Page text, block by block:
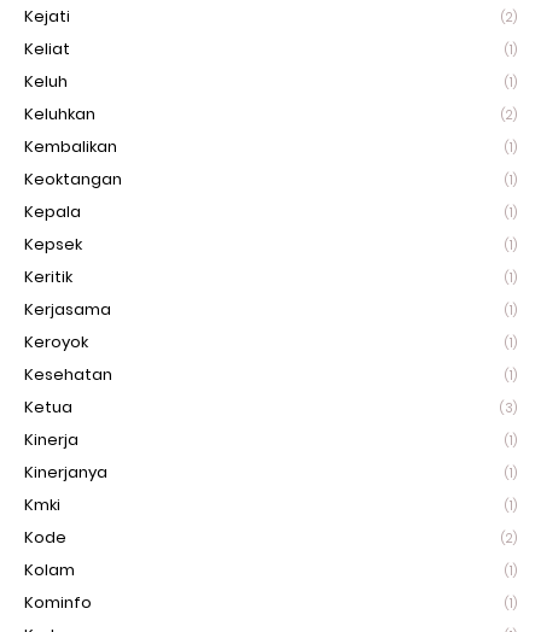
Kejati (2)
Keliat (1)
Keluh (1)
Keluhkan (2)
Kembalikan (1)
Keoktangan (1)
Kepala (1)
Kepsek (1)
Keritik (1)
Kerjasama (1)
Keroyok (1)
Kesehatan (1)
Ketua (3)
Kinerja (1)
Kinerjanya (1)
Kmki (1)
Kode (2)
Kolam (1)
Kominfo (1)